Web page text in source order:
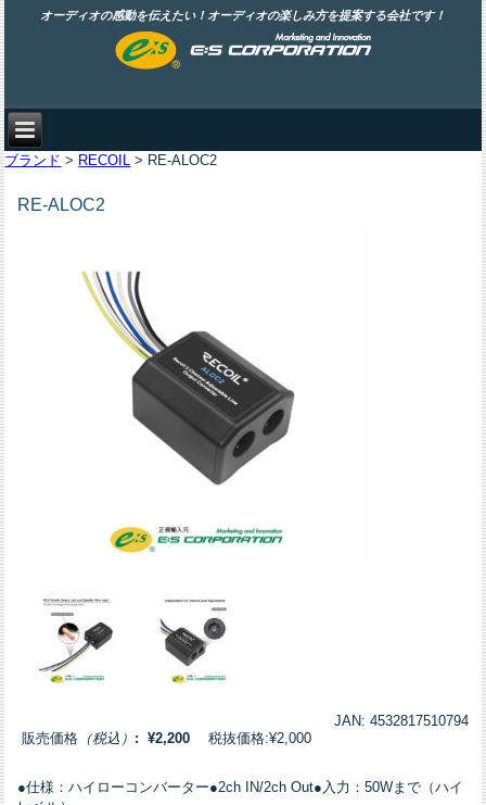
オーディオの感動を伝えたい！オーディオの楽しみ方を提案する会社です！
ブランド > RECOIL > RE-ALOC2
RE-ALOC2
JAN: 4532817510794
販売価格 （税込） : ¥2,200 税抜価格:¥2,000
●仕様：ハイローコンバーター●2ch IN/2ch Out●入力：50Wまで（ハイ